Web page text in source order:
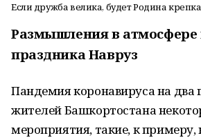
Если дружба велика, будет Родина крепка
Размышления в атмосфере
праздника Навруз
Пандемия коронавируса на два
жителей Башкортостана
мероприятия, такие, к примеру,